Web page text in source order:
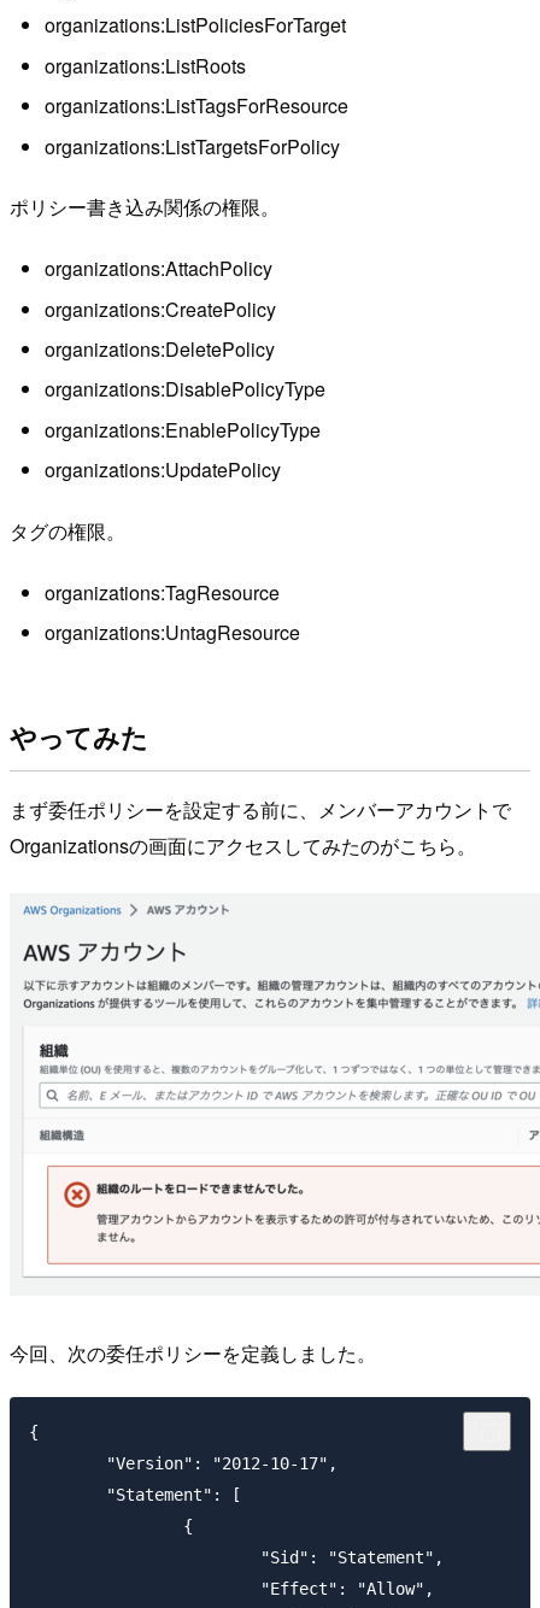
organizations:ListPoliciesForTarget
organizations:ListRoots
organizations:ListTagsForResource
organizations:ListTargetsForPolicy
ポリシー書き込み関係の権限。
organizations:AttachPolicy
organizations:CreatePolicy
organizations:DeletePolicy
organizations:DisablePolicyType
organizations:EnablePolicyType
organizations:UpdatePolicy
タグの権限。
organizations:TagResource
organizations:UntagResource
やってみた
まず委任ポリシーを設定する前に、メンバーアカウントで
Organizationsの画面にアクセスしてみたのがこちら。
今回、次の委任ポリシーを定義しました。
{